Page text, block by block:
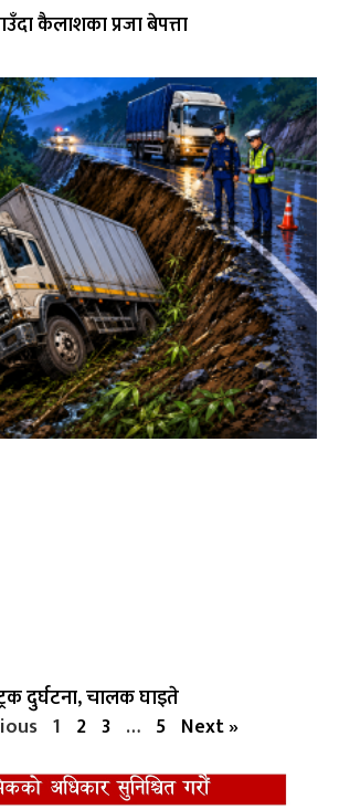
कैलाशका प्रजा बेपत्ता
दुर्घटना, चालक घाइते
1 2 3 … 5 Next »